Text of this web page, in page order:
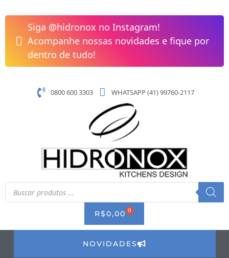
para
conteúdo
Siga @hidronox no Instagram!
Acompanhe nossas novidades e fique por
dentro de tudo!
0800 600 3303 WHATSAPP (41) 99760-2117
Pesquisar
produtos
R$0,00 0 CART
NOVIDADES
Eden
150
Com
Desviador
Cromado
Docol